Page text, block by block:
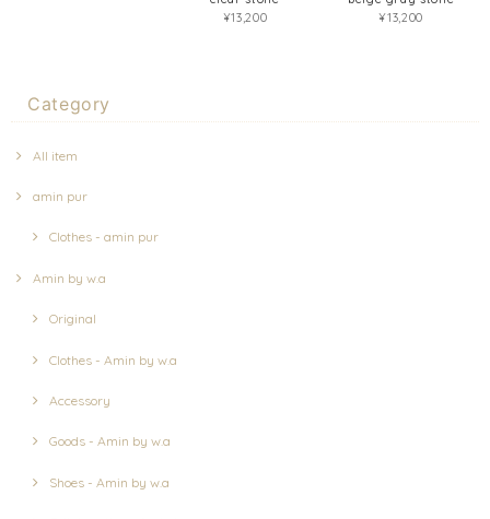
¥13,200
¥13,200
Category
All item
amin pur
Clothes - amin pur
Amin by w.a
Original
Clothes - Amin by w.a
Accessory
Goods - Amin by w.a
Shoes - Amin by w.a